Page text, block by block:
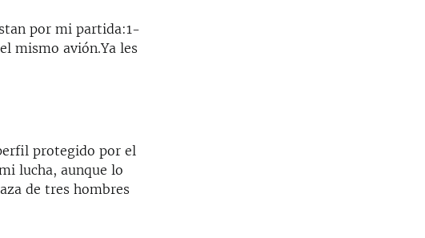
por mi partida:1-
mismo avión.Ya les
protegido por el
lucha, aunque lo
de tres hombres